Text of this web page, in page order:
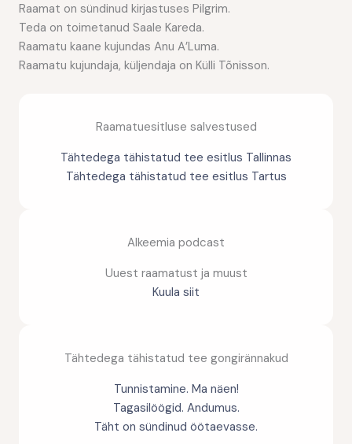
Raamat on sündinud kirjastuses Pilgrim.
Teda on toimetanud Saale Kareda.
Raamatu kaane kujundas Anu A’Luma.
Raamatu kujundaja, küljendaja on Külli Tõnisson.
Raamatuesitluse salvestused
Tähtedega tähistatud tee esitlus Tallinnas
Tähtedega tähistatud tee esitlus Tartus
Alkeemia podcast
Uuest raamatust ja muust
Kuula siit
Tähtedega tähistatud tee gongirännakud
Tunnistamine. Ma näen!
Tagasilöögid. Andumus.
Täht on sündinud öötaevasse.